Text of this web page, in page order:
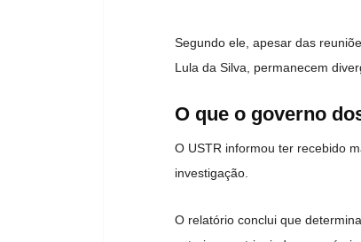
Segundo ele, apesar das
Lula da Silva , permanecem
O que o governo
O USTR informou ter recebido
investigação.
O relatório conclui que